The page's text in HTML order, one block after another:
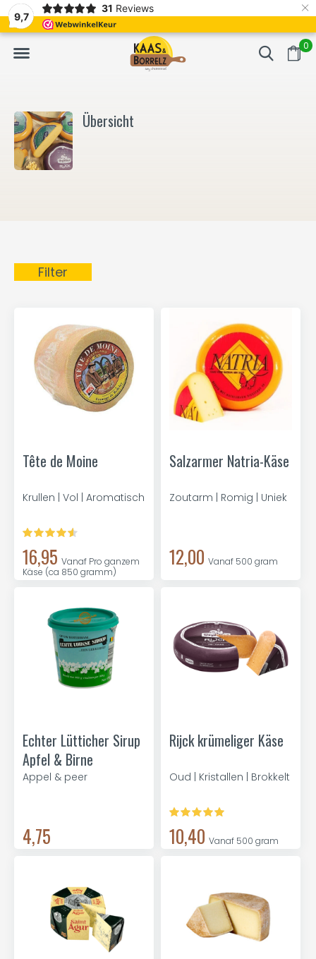
9,7
31 Reviews ×
0
vakuumverpackt. Meistens Lieferung innerhalb von 3 Tagen
Übersicht
Filter
Tête de Moine
Krullen | Vol | Aromatisch
16,95 Vanaf Pro ganzem
Käse (ca 850 gramm)
Salzarmer Natria-Käse
Zoutarm | Romig | Uniek
12,00 Vanaf 500 gram
Echter Lütticher Sirup
Apfel & Birne
Appel & peer
4,75
Rijck krümeliger Käse
Oud | Kristallen | Brokkelt
10,40 Vanaf 500 gram